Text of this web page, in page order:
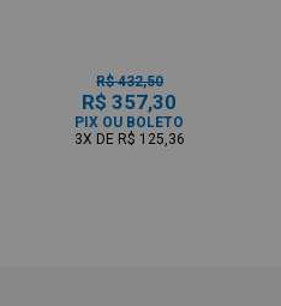
R$ 432,50
R$ 357,30
PIX OU BOLETO
3X DE R$ 125,36